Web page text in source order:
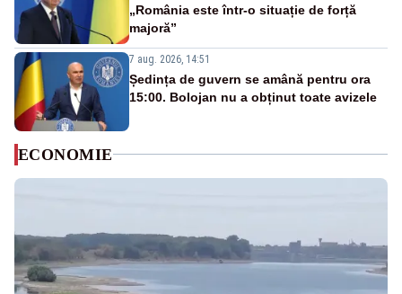
„România este într-o situație de forță
majoră”
7 aug. 2026, 14:51
Ședința de guvern se amână pentru ora
15:00. Bolojan nu a obținut toate avizele
ECONOMIE